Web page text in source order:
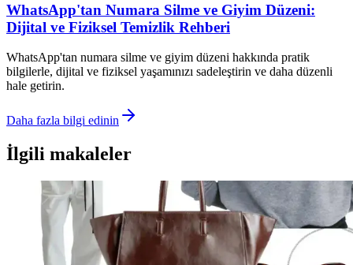
WhatsApp'tan Numara Silme ve Giyim Düzeni:
Dijital ve Fiziksel Temizlik Rehberi
WhatsApp'tan numara silme ve giyim düzeni hakkında pratik
bilgilerle, dijital ve fiziksel yaşamınızı sadeleştirin ve daha düzenli
hale getirin.
Daha fazla bilgi edinin
İlgili makaleler